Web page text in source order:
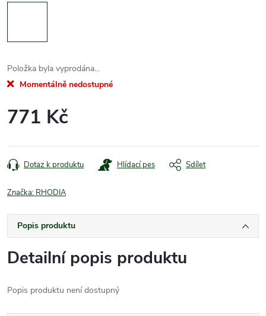
Položka byla vyprodána…
Momentálně nedostupné
771 Kč
cena:
Dotaz k produktu Hlídací pes Sdílet
Značka: RHODIA
Popis produktu
Detailní popis produktu
Popis produktu není dostupný